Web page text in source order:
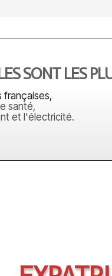
SONT LES
françaises,
santé,
et l'électricité.